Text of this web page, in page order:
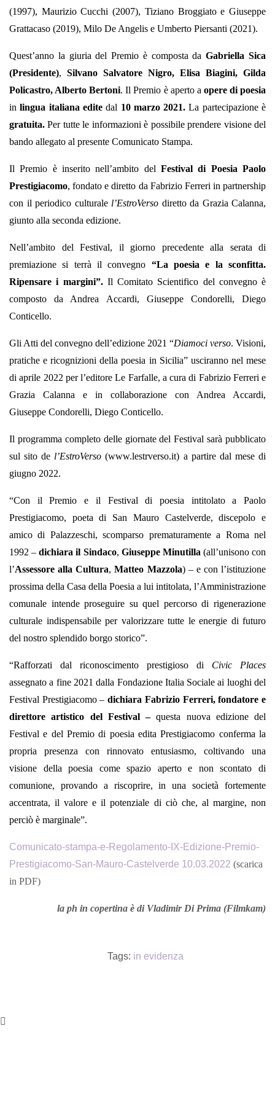
(1997), Maurizio Cucchi (2007), Tiziano Broggiato e Giuseppe
Grattacaso (2019), Milo De Angelis e Umberto Piersanti (2021).
Quest’anno la giuria del Premio è composta daGabriella Sica
(Presidente), Silvano Salvatore Nigro, Elisa Biagini, Gilda
Policastro, Alberto Bertoni. Il Premio è aperto a opere di poesia
inlingua italiana editedal 10 marzo 2021.La partecipazione è
gratuita.Per tutte le informazioni è possibile prendere visione del
bando allegato al presente Comunicato Stampa.
Il Premio è inserito nell’ambito del Festival di Poesia Paolo
Prestigiacomo, fondato e diretto da Fabrizio Ferreri in partnership
con il periodico culturale l’EstroVerso diretto da Grazia Calanna,
giunto alla seconda edizione.
Nell’ambito del Festival, il giorno precedente alla serata di
premiazione si terrà il convegno “La poesia e la sconfitta.
Ripensare i margini”.Il Comitato Scientifico del convegno è
composto da Andrea Accardi, Giuseppe Condorelli, Diego
Conticello.
Gli Atti del convegno dell’edizione 2021 “Diamoci verso. Visioni,
pratiche e ricognizioni della poesia in Sicilia” usciranno nel mese
di aprile 2022 per l’editore Le Farfalle, a cura di Fabrizio Ferreri e
Grazia Calanna e in collaborazione con Andrea Accardi,
Giuseppe Condorelli, Diego Conticello.
Il programma completo delle giornate del Festival sarà pubblicato
sul sito de l’EstroVerso (www.lestrverso.it) a partire dal mese di
giugno 2022.
“Con il Premio e il Festival di poesia intitolato a Paolo
Prestigiacomo, poeta di San Mauro Castelverde, discepolo e
amico di Palazzeschi, scomparso prematuramente a Roma nel
1992 –dichiara il Sindaco, Giuseppe Minutilla (all’unisono con
l’Assessore alla Cultura,Matteo Mazzola) – e con l’istituzione
prossima della Casa della Poesia a lui intitolata, l’Amministrazione
comunale intende proseguire su quel percorso di rigenerazione
culturale indispensabile per valorizzare tutte le energie di futuro
del nostro splendido borgo storico”.
“Rafforzati dal riconoscimento prestigioso di Civic Places
assegnato a fine 2021 dalla Fondazione Italia Sociale ai luoghi del
Festival Prestigiacomo –dichiara Fabrizio Ferreri, fondatore e
direttore artistico del Festival –questa nuova edizione del
Festival e del Premio di poesia edita Prestigiacomo conferma la
propria presenza con rinnovato entusiasmo, coltivando una
visione della poesia come spazio aperto e non scontato di
comunione, provando a riscoprire, in una società fortemente
accentrata, il valore e il potenziale di ciò che, al margine, non
perciò è marginale”.
Comunicato-stampa-e-Regolamento-IX-Edizione-Premio-
Prestigiacomo-San-Mauro-Castelverde 10.03.2022 (scarica
in PDF)
la ph in copertina è di Vladimir Di Prima (Filmkam)
Tags: in evidenza